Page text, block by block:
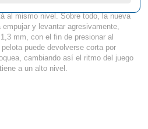
se utiliza en una pala rápida. La
al mismo nivel. Sobre todo, la nueva
y levantar agresivamente,
mm, con el fin de presionar al
puede devolverse corta por
cambiando así el ritmo del juego
a un alto nivel.